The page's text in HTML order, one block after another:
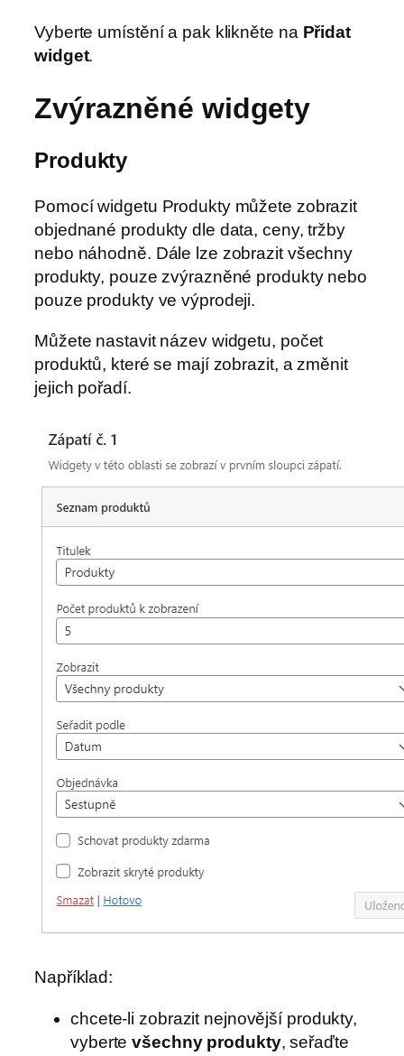
Vyberte umístění a pak klikněte na Přidat
widget.
Zvýrazněné widgety
Produkty
Pomocí widgetu Produkty můžete zobrazit
objednané produkty dle data, ceny, tržby
nebo náhodně. Dále lze zobrazit všechny
produkty, pouze zvýrazněné produkty nebo
pouze produkty ve výprodeji.
Můžete nastavit název widgetu, počet
produktů, které se mají zobrazit, a změnit
jejich pořadí.
Například:
chcete-li zobrazit nejnovější produkty,
vybertevšechny produkty, seřaďte